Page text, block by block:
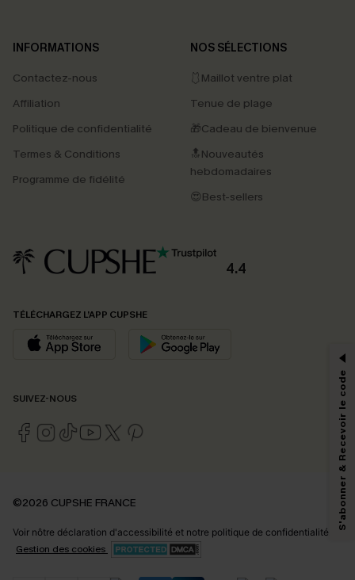
INFORMATIONS
Contactez-nous
Affiliation
Politique de confidentialité
Termes & Conditions
Programme de fidélité
NOS SÉLECTIONS
🩱Maillot ventre plat
Tenue de plage
🎁Cadeau de bienvenue
🔝Nouveautés
hebdomadaires
😍Best-sellers
4.4
TÉLÉCHARGEZ L’APP CUPSHE
SUIVEZ-NOUS
©2026 CUPSHE FRANCE
Voir nôtre déclaration d'accessibilité et notre politique de confidentialité.
Gestion des cookies
PROFITEZ DE -15%
-15% dès 2 Achetés par E-mail
En soumettant votre adresse e-mail, vous acceptez de recevoir des e-mails
marketing (y compris du contenu généré par l'IA) de Cupshe et
personnaliser nos contenus et nos offres, et de vous recommander des
Politique de
confidentialité. Vous pouvez vous désabonner à tout moment.
S'abonner & Recevoir le code